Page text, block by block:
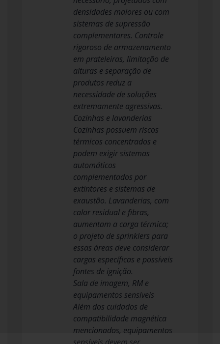
densidades maiores ou com
sistemas de supressão
complementares. Controle
rigoroso de armazenamento
em prateleiras, limitação de
alturas e separação de
produtos reduz a
necessidade de soluções
extremamente agressivas.
Cozinhas e lavanderias
Cozinhas possuem riscos
térmicos concentrados e
podem exigir sistemas
automáticos
complementados por
extintores e sistemas de
exaustão. Lavanderias, com
calor residual e fibras,
aumentam a carga térmica;
o projeto de sprinklers para
essas áreas deve considerar
cargas específicas e possíveis
fontes de ignição.
Sala de imagem, RM e
equipamentos sensíveis
Além dos cuidados de
compatibilidade magnética
mencionados, equipamentos
sensíveis devem ser